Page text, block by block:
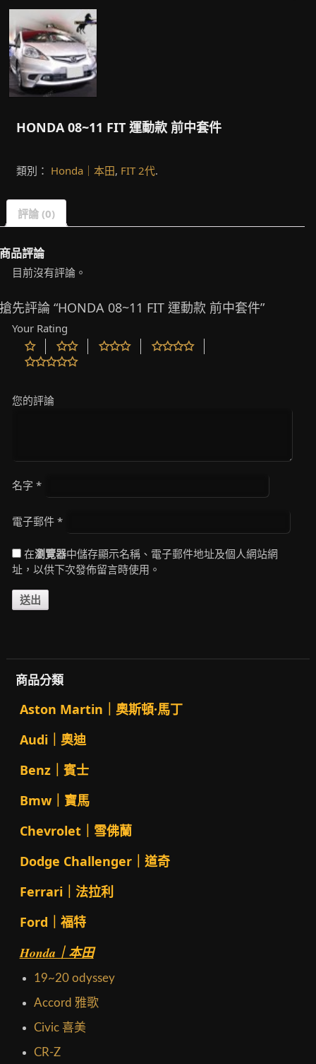
HONDA 08~11 FIT 運動款 前中套件
類別： Honda｜本田, FIT 2代.
評論 (0)
品評論
目前沒有評論。
先評論 “HONDA 08~11 FIT 運動款 前中套件”
Your Rating
您的評論
名字 *
電子郵件 *
在瀏覽器中儲存顯示名稱、電子郵件地址及個人網站網
址，以供下次發佈留言時使用。
商品分類
Aston Martin｜奧斯頓·馬丁
Audi｜奧迪
Benz｜賓士
Bmw｜寶馬
Chevrolet｜雪佛蘭
Dodge Challenger｜道奇
Ferrari｜法拉利
Ford｜福特
Honda｜本田
19~20 odyssey
Accord 雅歌
Civic 喜美
CR-Z